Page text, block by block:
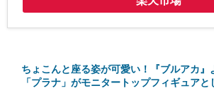
ちょこんと座る姿が可愛い！『ブルアカ』
「プラナ」がモニタートップフィギュア